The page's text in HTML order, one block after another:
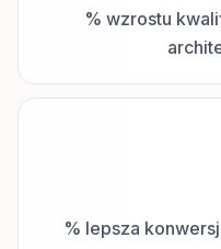
% wzrostu
% lepsza